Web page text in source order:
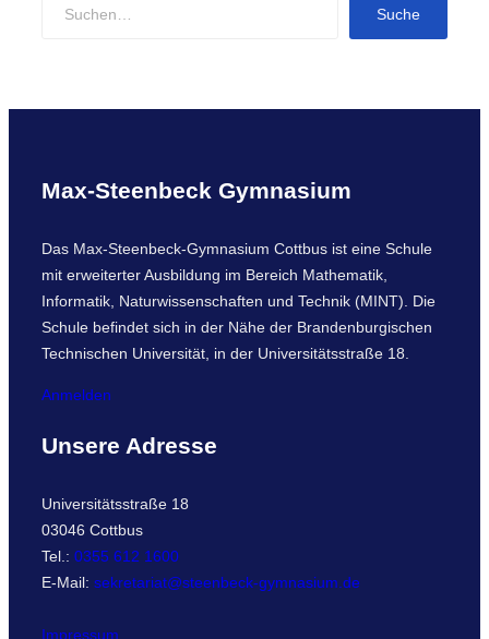
c
Suche
Max-Steenbeck Gymnasium
Das Max-Steenbeck-Gymnasium Cottbus ist eine Schule
mit erweiterter Ausbildung im Bereich Mathematik,
Informatik, Naturwissenschaften und Technik (MINT). Die
Schule befindet sich in der Nähe der Brandenburgischen
Technischen Universität, in der Universitätsstraße 18.
Anmelden
Unsere Adresse
Universitätsstraße 18
03046 Cottbus
Tel.: 0355 612 1600
E-Mail: sekretariat@steenbeck-gymnasium.de
Impressum